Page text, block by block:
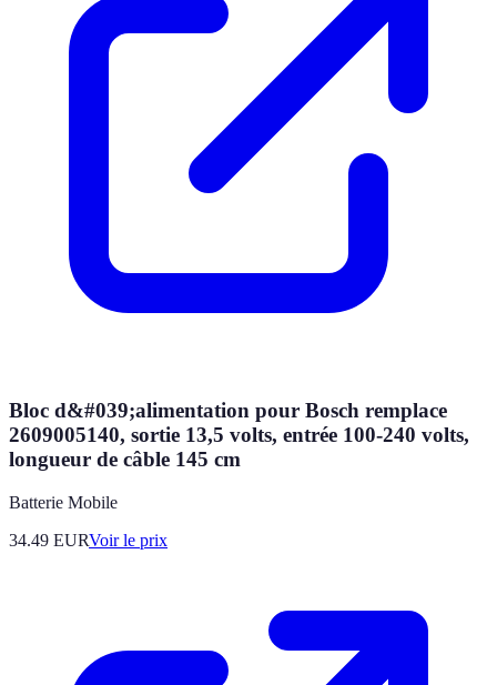
Bloc d&#039;alimentation pour Bosch remplace
2609005140, sortie 13,5 volts, entrée 100-240 volts,
longueur de câble 145 cm
Batterie Mobile
34.49 EURVoir le prix